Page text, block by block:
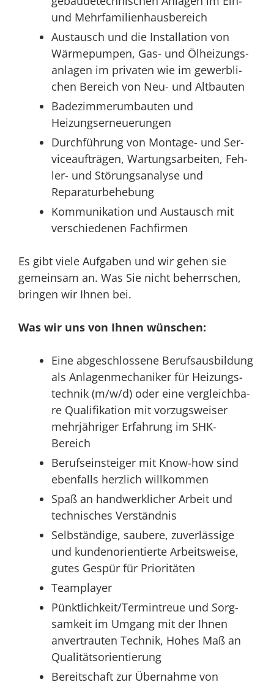
und Mehrfamilienhausbereich
Aus­tausch und die Instal­la­ti­on von
Wär­me­pum­pen, Gas- und Ölhei­zungs­
an­la­gen im pri­va­ten wie im gewerb­li­
chen Bereich von Neu- und Altbauten
Bade­zim­mer­um­bau­ten und
Heizungserneuerungen
Durch­füh­rung von Mon­ta­ge- und Ser­
vice­auf­trä­gen, War­tungs­ar­bei­ten, Feh­
ler- und Stö­rungs­ana­ly­se und
Reparaturbehebung
Kom­mu­ni­ka­ti­on und Aus­tausch mit
ver­schie­de­nen Fachfirmen
Es gibt vie­le Auf­ga­ben und wir gehen sie
gemein­sam an. Was Sie nicht beherr­schen,
brin­gen wir Ihnen bei.
Was wir uns von Ihnen wünschen:
Eine abge­schlos­se­ne Berufs­aus­bil­dung
als Anla­gen­me­cha­ni­ker für Hei­zungs­
tech­nik (m/w/d) oder eine ver­gleich­ba­
re Qua­li­fi­ka­ti­on mit vor­zugs­wei­ser
mehr­jäh­ri­ger Erfah­rung im SHK-
Bereich
Berufs­ein­stei­ger mit Know-how sind
eben­falls herz­lich willkommen
Spaß an hand­werk­li­cher Arbeit und
tech­ni­sches Verständnis
Selb­stän­di­ge, sau­be­re, zuver­läs­si­ge
und kun­den­ori­en­tier­te Arbeits­wei­se,
gutes Gespür für Prioritäten
Team­play­er
Pünktlichkeit/Termintreue und Sorg­
sam­keit im Umgang mit der Ihnen
anver­trau­ten Tech­nik, Hohes Maß an
Qualitätsorientierung
Bereit­schaft zur Über­nah­me von